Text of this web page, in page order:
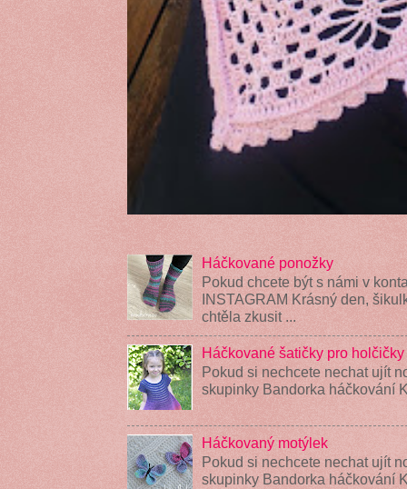
Háčkované ponožky
Pokud chcete být s námi v
INSTAGRAM Krásný den,
chtěla zkusit ...
Háčkované šatičky pro holčičky
Pokud si nechcete nechat ujít
skupinky Bandorka háčkování
Háčkovaný motýlek
Pokud si nechcete nechat ujít
skupinky Bandorka háčkování